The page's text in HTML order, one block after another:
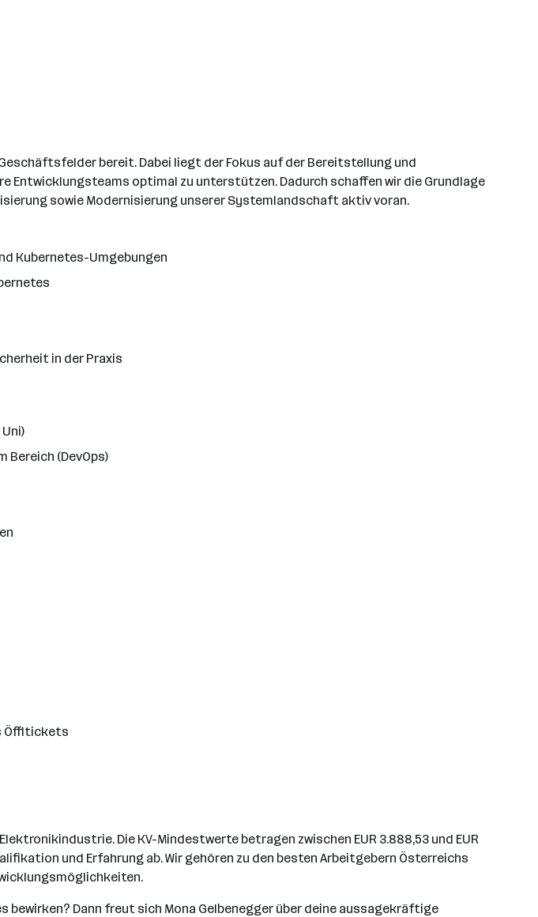
bereit. Dabei liegt der Fokus auf der Bereitstellung und
Entwicklungsteams optimal zu unterstützen. Dadurch schaffen wir die Grundlage
sowie Modernisierung unserer Systemlandschaft aktiv voran.
Kubernetes-Umgebungen
in der Praxis
(DevOps)
Öffitickets
Die KV-Mindestwerte betragen zwischen EUR 3.888,53 und EUR
und Erfahrung ab. Wir gehören zu den besten Arbeitgebern Österreichs
bewirken? Dann freut sich Mona Gelbenegger über deine aussagekräftige